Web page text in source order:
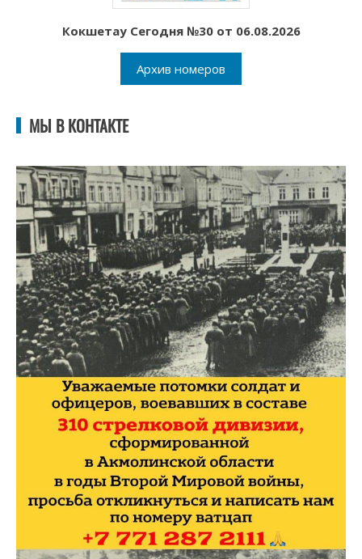
Кокшетау Сегодня №30 от 06.08.2026
Архив номеров
МЫ В КОНТАКТЕ